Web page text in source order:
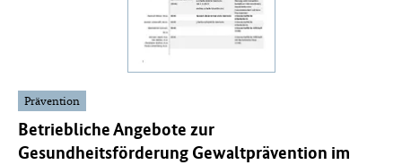
Prävention
Betriebliche Angebote zur
Gesundheitsförderung Gewaltprävention im